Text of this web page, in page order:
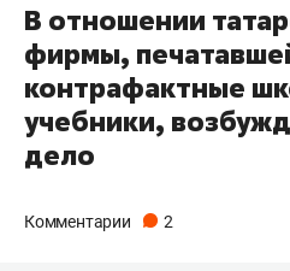
В отношении
фирмы,
контрафактные
учебники,
дело
Комментарии 2